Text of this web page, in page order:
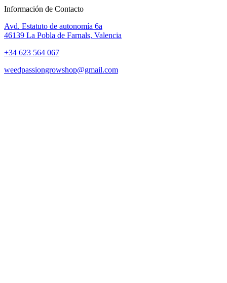
Información de Contacto
Avd. Estatuto de autonomía 6a
46139 La Pobla de Farnals, Valencia
+34 623 564 067
weedpassiongrowshop@gmail.com